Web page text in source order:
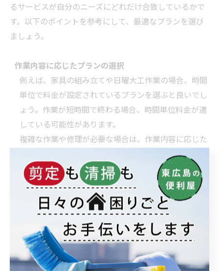
るサービスが自分のニーズにどれだけ合致しているかで
す。以下のポイントを参考にして、最適なプランを選び
ましょう。
作業内容に応じたプランの選択
例えば、家具の組み立てや日曜大工作業の場合、時間
単位で料金が設定されているプランを選ぶと良いでし
ょう。作業が短時間で終わる場合、時間単位料金が適
している可能性があります。
複雑な作業や修理が必要な場合は、作業内容に応じた
固定料金プランを選ぶと予算を管理しやすいです。
追加費用が発生する可能性の確認
追加作業や予想外の費用が発生する場合があります。
事前に確認しておくことで、後から料金が大きく変動
することを避けられます。
パッケージプランの利用
複数の作業を依頼する場合、パッケージプランを選択
することで、単独作業よりもお得にサービスを受ける